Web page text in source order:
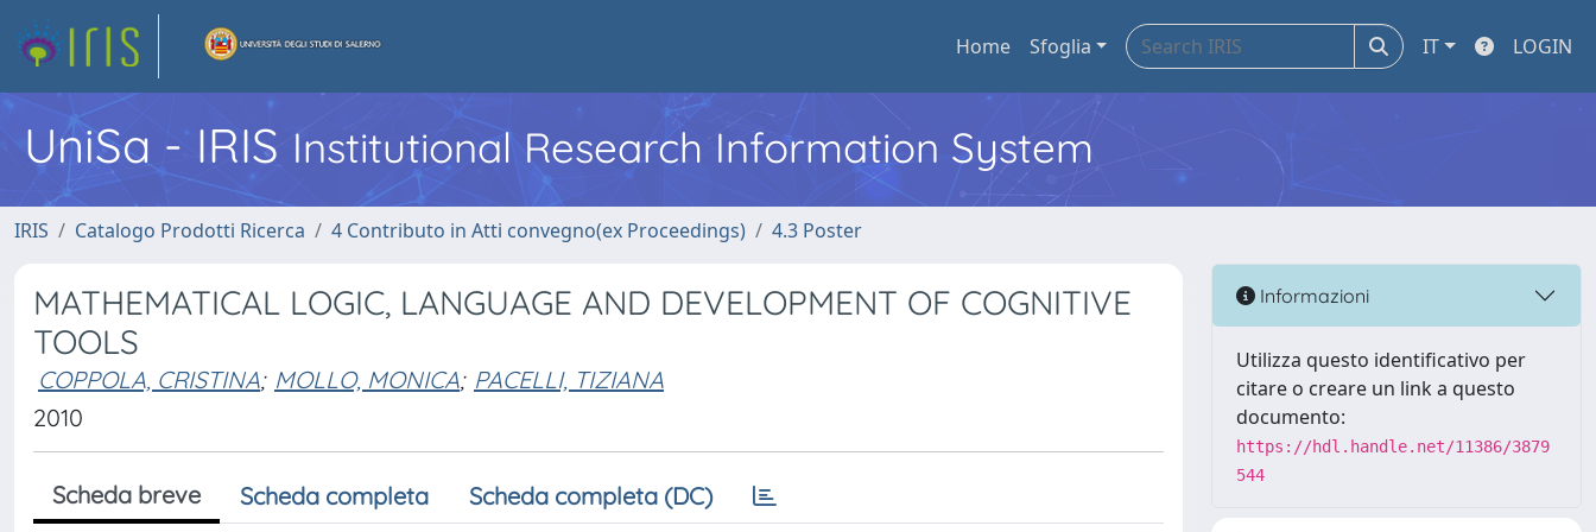
Home Sfoglia IT LOGIN
UniSa - IRIS Institutional Research Information System
IRIS Catalogo Prodotti Ricerca 4 Contributo in Atti convegno(ex Proceedings) 4.3 Poster
MATHEMATICAL LOGIC, LANGUAGE AND DEVELOPMENT OF COGNITIVE
TOOLS
COPPOLA, CRISTINA; MOLLO, MONICA; PACELLI, TIZIANA
2010
Scheda breve Scheda completa Scheda completa (DC)
Informazioni
Utilizza questo identificativo per
citare o creare un link a questo
documento:
https://hdl.handle.net/11386/3879
544